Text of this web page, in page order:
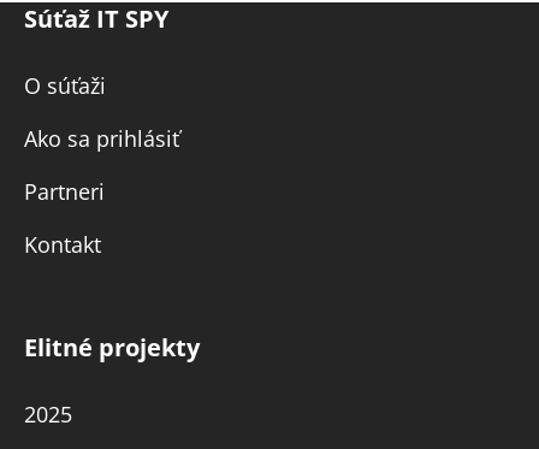
Súťaž IT SPY
O súťaži
Ako sa prihlásiť
Partneri
Kontakt
Elitné projekty
2025